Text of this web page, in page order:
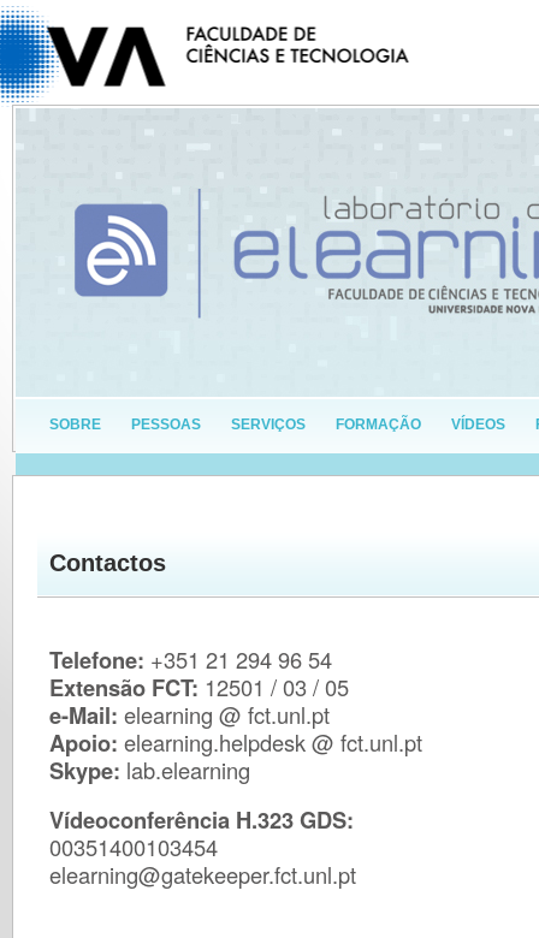
SOBRE PESSOAS SERVIÇOS FORMAÇÃO VÍDEOS
Contactos
Telefone: +351 21 294 96 54
Extensão FCT: 12501 / 03 / 05
e-Mail: elearning @ fct.unl.pt
Apoio: elearning.helpdesk @ fct.unl.pt
Skype: lab.elearning
Vídeoconferência H.323 GDS:
00351400103454
elearning@gatekeeper.fct.unl.pt